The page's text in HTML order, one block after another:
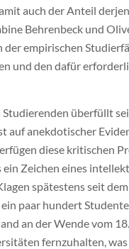
auch der Anteil
Behrenbeck und
empirischen
und den dafür
überfüllt
auf anekdotischer
diese kritischen
Zeichen eines
spätestens seit
paar hundert
an der Wende vom
fernzuhalten,